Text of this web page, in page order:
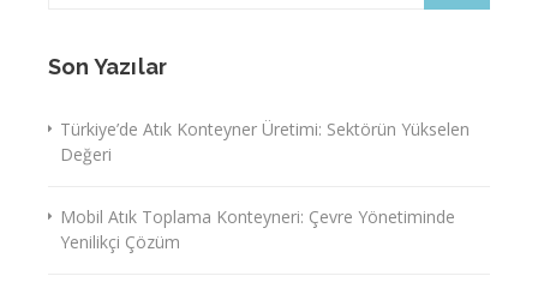
Son Yazılar
Türkiye’de Atık Konteyner Üretimi: Sektörün Yükselen
Değeri
Mobil Atık Toplama Konteyneri: Çevre Yönetiminde
Yenilikçi Çözüm